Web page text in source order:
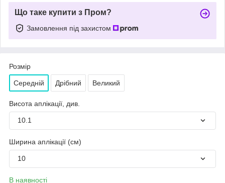
Що таке купити з Пром?
Замовлення під захистом
Розмір
Середній Дрібний Великий
Висота аплікації, див.
10.1
Ширина аплікації (см)
10
В наявності